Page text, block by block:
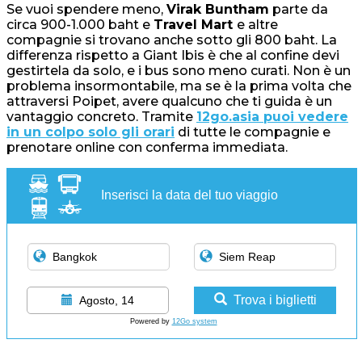
Se vuoi spendere meno, Virak Buntham parte da
circa 900-1.000 baht e Travel Mart e altre
compagnie si trovano anche sotto gli 800 baht. La
differenza rispetto a Giant Ibis è che al confine devi
gestirtela da solo, e i bus sono meno curati. Non è un
problema insormontabile, ma se è la prima volta che
attraversi Poipet, avere qualcuno che ti guida è un
vantaggio concreto. Tramite 12go.asia puoi vedere
in un colpo solo gli orari di tutte le compagnie e
prenotare online con conferma immediata.
Inserisci la data del tuo viaggio
Agosto, 14 Trova i biglietti
Powered by 12Go system